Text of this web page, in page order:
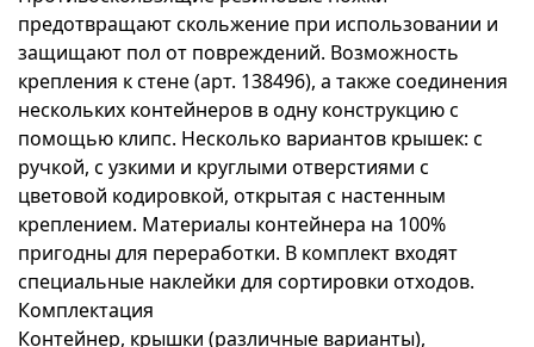
предотвращают скольжение при использовании и
защищают пол от повреждений. Возможность
крепления к стене (арт. 138496), а также соединения
нескольких контейнеров в одну конструкцию с
помощью клипс. Несколько вариантов крышек: с
ручкой, с узкими и круглыми отверстиями с
цветовой кодировкой, открытая с настенным
креплением. Материалы контейнера на 100%
пригодны для переработки. В комплект входят
специальные наклейки для сортировки отходов.
Комплектация
Контейнер, крышки (различные варианты),